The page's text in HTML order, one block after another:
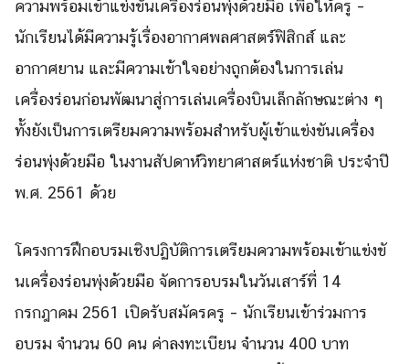
ความพร้อมเข้าแข่งขันเครื่องร่อนพุ่งด้วยมือ เพื่อให้ครู –
นักเรียนได้มีความรู้เรื่องอากาศพลศาสตร์ฟิสิกส์ และ
อากาศยาน และมีความเข้าใจอย่างถูกต้องในการเล่น
เครื่องร่อนก่อนพัฒนาสู่การเล่นเครื่องบินเล็กลักษณะต่าง ๆ
ทั้งยังเป็นการเตรียมความพร้อมสำหรับผู้เข้าแข่งขันเครื่อง
ร่อนพุ่งด้วยมือ ในงานสัปดาห์วิทยาศาสตร์แห่งชาติ ประจำปี
พ.ศ. 2561 ด้วย
โครงการฝึกอบรมเชิงปฏิบัติการเตรียมความพร้อมเข้าแข่งขั
นเครื่องร่อนพุ่งด้วยมือ จัดการอบรมในวันเสาร์ที่ 14
กรกฎาคม 2561 เปิดรับสมัครครู – นักเรียนเข้าร่วมการ
อบรม จำนวน 60 คน ค่าลงทะเบียน จำนวน 400 บาท